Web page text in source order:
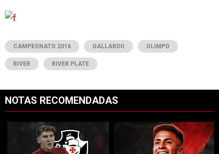
CAMPEONATO 2016 GALLARDO OLIMPO
RIVER RIVER PLATE
NOTAS RECOMENDADAS
Un artículo de tendencia con el título "River y Vasco da Gama
Un artículo de tendencia con el